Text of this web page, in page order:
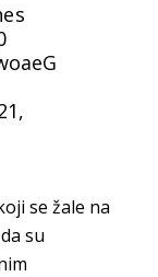
se žale na
su